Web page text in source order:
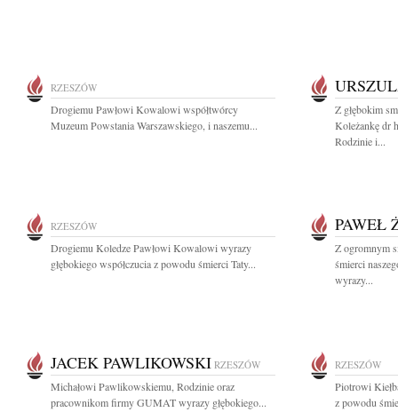
RZESZÓW
Drogiemu Pawłowi Kowalowi współtwórcy
Muzeum Powstania Warszawskiego, i naszemu...
Z głębokim
Koleżankę dr
Rodzinie i...
RZESZÓW
Drogiemu Koledze Pawłowi Kowalowi wyrazy
głębokiego współczucia z powodu śmierci Taty...
PAWEŁ
Z ogromnym
śmierci
wyrazy...
JACEK PAWLIKOWSKI RZESZÓW
Michałowi Pawlikowskiemu, Rodzinie oraz
pracownikom firmy GUMAT wyrazy głębokiego...
RZESZÓW
Piotrowi
z powodu